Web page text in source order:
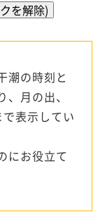
を解除)
潮の時刻と
月の出、
表示してい
にお役立て